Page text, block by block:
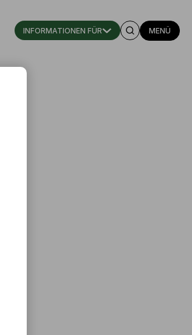
INFORMATIONEN FÜR MENÜ